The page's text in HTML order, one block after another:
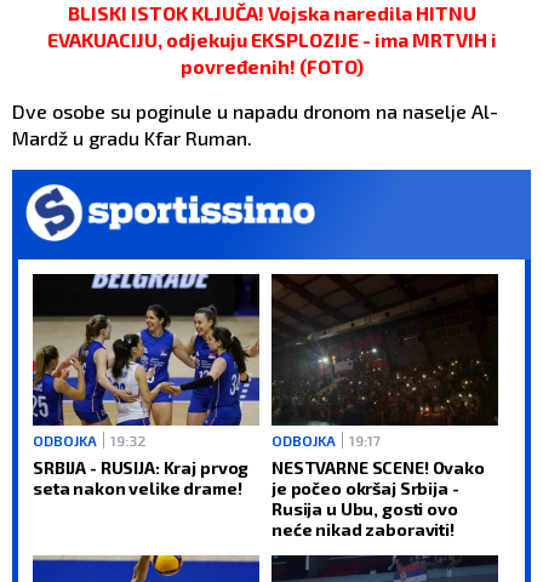
BLISKI ISTOK KLJUČA! Vojska naredila HITNU
EVAKUACIJU, odjekuju EKSPLOZIJE - ima MRTVIH i
povređenih! (FOTO)
Dve osobe su poginule u napadu dronom na naselje Al-
Mardž u gradu Kfar Ruman.
ODBOJKA 19:32
SRBIJA - RUSIJA: Kraj prvog
seta nakon velike drame!
ODBOJKA 19:17
NESTVARNE SCENE! Ovako
je počeo okršaj Srbija -
Rusija u Ubu, gosti ovo
neće nikad zaboraviti!